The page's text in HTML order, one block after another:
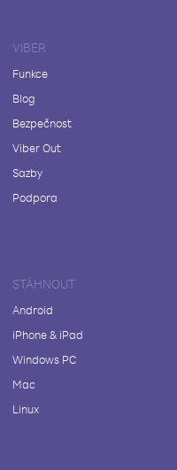
VIBER
Funkce
Blog
Bezpečnost
Viber Out
Sazby
Podpora
STÁHNOUT
Android
iPhone & iPad
Windows PC
Mac
Linux